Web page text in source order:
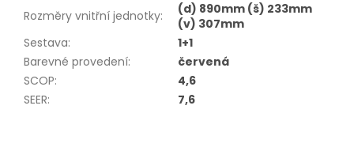
Rozměry vnitřní jednotky:
(d) 890mm (š) 233mm
(v) 307mm
Sestava:
1+1
Barevné provedení:
červená
SCOP:
4,6
SEER: 7,6